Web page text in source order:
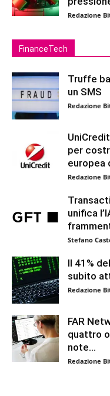
Redazione
FinanceTech
Truffe
un SMS
Redazione
per
europea
Redazione
unifica
Stefano
Il 41%
subito
Redazione
FAR
quattro
note...
Redazione